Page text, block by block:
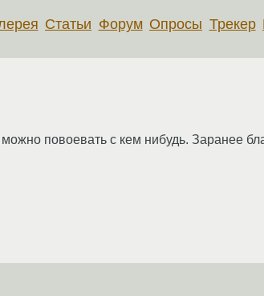
Статьи Форум Опросы Трекер
повоевать с кем нибудь. Заранее